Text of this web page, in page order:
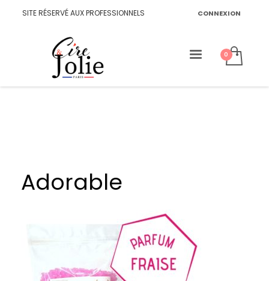
SITE RÉSERVÉ AUX PROFESSIONNELS CONNEXION
Adorable